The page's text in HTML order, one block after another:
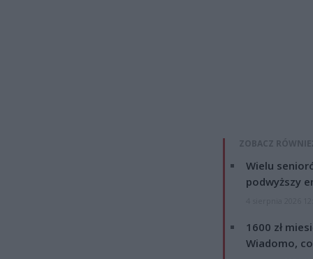
ZOBACZ
Wielu
podwyższy
1600 zł
Wiadomo,